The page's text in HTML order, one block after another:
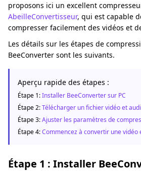
proposons ici un excellent
AbeilleConvertisseur, qui est capable
compresser facilement des vidéos et
Les détails sur les étapes de
BeeConverter sont les suivants.
Aperçu rapide des étapes :
Étape 1:Installer BeeConverter sur PC
Étape 2:Télécharger un fichier vidéo et
Étape 3:Ajuster les paramètres de
Étape 4:Commencez à convertir une vidéo
Étape 1 : Installer